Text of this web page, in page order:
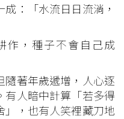
「水流日日流淌，
，種子不會自己成
著年歲遞增，人心逐
人暗中計算「若多得
」，也有人笑裡藏刀地